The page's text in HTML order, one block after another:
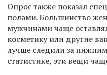
Опрос также показал
полами. Большинство
мужчинами чаще
косметику или другие
лучше следили за
статистике, эти вещи